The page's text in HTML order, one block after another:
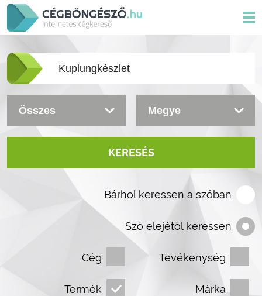
KERESÉS
Bárhol keressen a szóban
Szó elejétől keressen
Cég Tevékenység
Termék Márka